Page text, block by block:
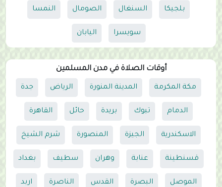
بلجيكا السنغال الصومال النمسا
سويسرا اليابان
أوقات الصلاة في مدن المسلمين
مكة المكرمة المدينة المنورة الرياض جدة
الدمام تبوك بريدة حائل القاهرة
الاسكندرية الجيزة المنصورة شرم الشيخ
قسنطينة عنابة وهران سطيف بغداد
الموصل البصرة القدس الناصرة اربد